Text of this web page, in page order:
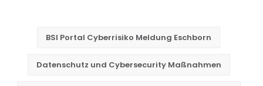
BSI Portal Cyberrisiko Meldung Eschborn
Datenschutz und Cybersecurity Maßnahmen